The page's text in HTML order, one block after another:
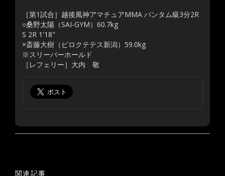
［第1試合］越後風神アマチュアMMA バンタム級3分2R
○桑野太陽（SAI-GYM）60.7kg
S 2R 1'18"
×斎藤大樹（ピロクテテス新潟）59.0kg
※スリーパーホールド
［レフェリー］大内 敬
関連記事